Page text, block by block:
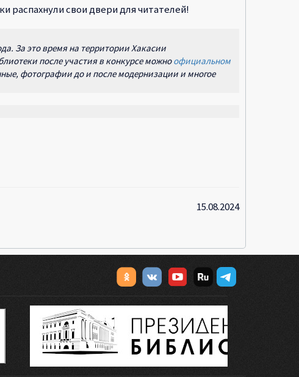
свои двери для читателей!
За это время на территории Хакасии
после участия в конкурсе можноофициальном
фотографии до и после модернизации и многое
15.08.2024